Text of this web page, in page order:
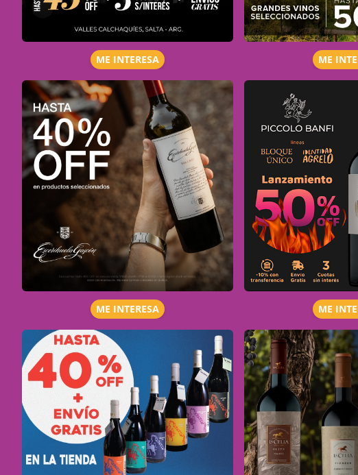
ME INTERESA ME
ME INTERESA ME